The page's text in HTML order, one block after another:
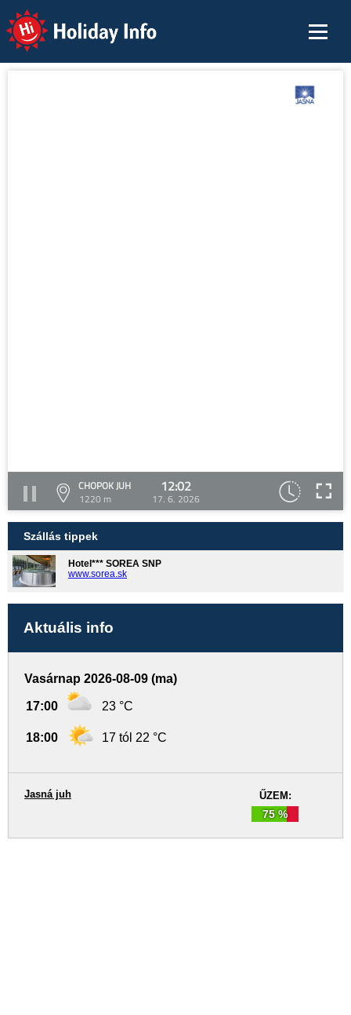
Holiday Info
CHOPOK JUH
1220 m
12:02
17. 6. 2026
Szállás tippek
Hotel*** SOREA SNP
www.sorea.sk
Aktuális info
Vasárnap 2026-08-09 (ma)
17:00 23 °C
18:00 17 tól 22 °C
ŰZEM:
75 %
Jasná juh